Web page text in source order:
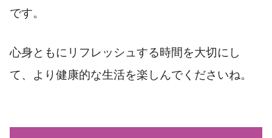
です。
心身ともにリフレッシュする時間を大切にし
て、より健康的な生活を楽しんでくださいね。